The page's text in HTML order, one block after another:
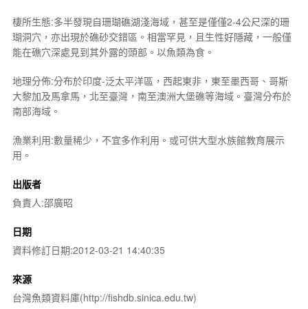
棲所生態:多半發現自珊瑚礁湖淺海域，甚至是僅僅2-4公尺深的珊
瑚洞穴，亦出現於礁砂交錯區。相當罕見，且生性好隱藏，一般僅
能在礁穴深處見到其外露的頭部。以魚類為食。
地理分佈:分布於印度-泛太平洋區，西起東非，東至墨西哥、哥斯
大黎加及馬拿馬，北至臺灣，南至澳洲大堡礁等海域。臺灣分布於
南部海域。
漁業利用:數量稀少，不宜多作利用。或可供大型水族館教育展示
用。
出版者
負責人:邵廣昭
日期
資料修訂日期:2012-03-21 14:40:35
來源
台灣魚類資料庫(http://fishdb.sinica.edu.tw)